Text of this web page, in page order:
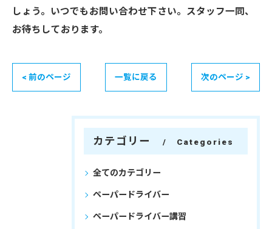
しょう。いつでもお問い合わせ下さい。スタッフ一同、
お待ちしております。
< 前のページ 一覧に戻る 次のページ >
カテゴリー Categories
全てのカテゴリー
ペーパードライバー
ペーパードライバー講習